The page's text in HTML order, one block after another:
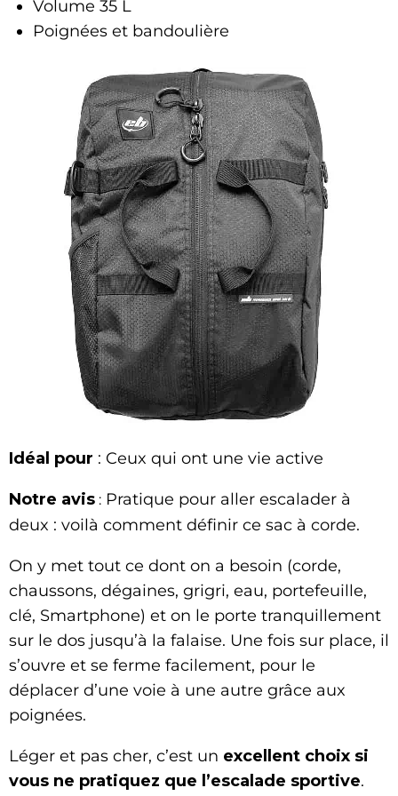
Volume 35 L
Poignées et bandoulière
Idéal pour : Ceux qui ont une vie active
Notre avis : Pratique pour aller escalader à
deux : voilà comment définir ce sac à corde.
On y met tout ce dont on a besoin (corde,
chaussons, dégaines, grigri, eau, portefeuille,
clé, Smartphone) et on le porte tranquillement
sur le dos jusqu’à la falaise. Une fois sur place, il
s’ouvre et se ferme facilement, pour le
déplacer d’une voie à une autre grâce aux
poignées.
Léger et pas cher, c’est un excellent choix si
vous ne pratiquez que l’escalade sportive.